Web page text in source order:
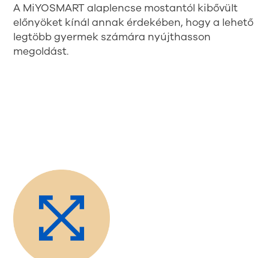
A MiYOSMART alaplencse mostantól kibővült
előnyöket kínál annak érdekében, hogy a lehető
legtöbb gyermek számára nyújthasson
megoldást.